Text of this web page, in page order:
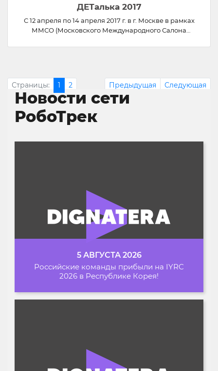
ДЕТалька 2017
С 12 апреля по 14 апреля 2017 г. в г. Москве в рамках
ММСО (Московского Международного Салона
Страницы: 1 2 Предыдущая Следующая
Новости сети
РобоТрек
5 АВГУСТА 2026
Российские команды прибыли на IYRC
2026 в Республике Корея!